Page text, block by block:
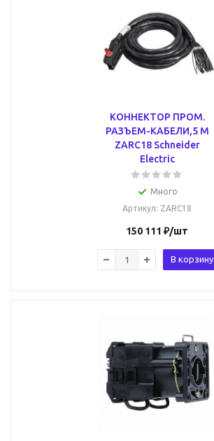
КОННЕКТОР ПРОМ.
РАЗЪЕМ-КАБЕЛИ,5 М
ZARC18 Schneider
Electric
Много
Артикул: ZARC18
150 111 ₽/шт
В корзину